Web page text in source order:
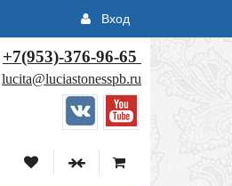
Вход
+7(953)-376-96-65
lucita@luciastonesspb.ru